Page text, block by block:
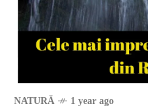
NATURĂ 1 year ago